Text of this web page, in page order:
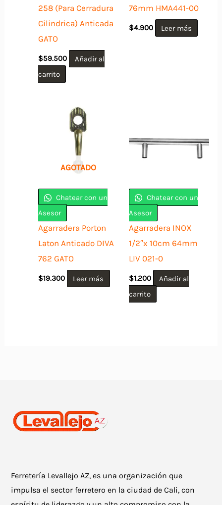
258 (Para Cerradura
Cilindrica) Anticada
GATO
$59.500
Añadir al
carrito
76mm HMA441-00
$4.900 Leer más
AGOTADO
Chatear con un
Asesor
Agarradera Porton
Laton Anticado DIVA
762 GATO
$19.300 Leer más
Chatear con un
Asesor
Agarradera INOX
1/2″x 10cm 64mm
LIV 021-0
$1.200
Añadir al
carrito
Ferretería Levallejo AZ, es una organización que
impulsa el sector ferretero en la ciudad de Cali, con